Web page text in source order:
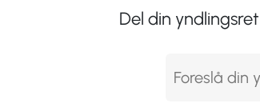
Del din